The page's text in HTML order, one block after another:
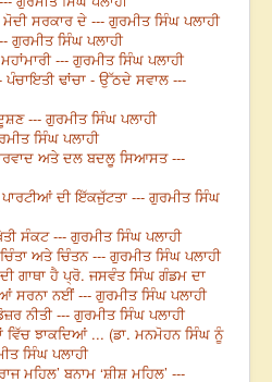
ਮੋਦੀ ਸਰਕਾਰ ਦੇ --- ਗੁਰਮੀਤ ਸਿੰਘ ਪਲਾਹੀ
ਗੁਰਮੀਤ ਸਿੰਘ ਪਲਾਹੀ
--- ਗੁਰਮੀਤ ਸਿੰਘ ਪਲਾਹੀ
ਪੰਚਾਇਤੀ ਢਾਂਚਾ - ਉੱਠਦੇ ਸਵਾਲ ---
--- ਗੁਰਮੀਤ ਸਿੰਘ ਪਲਾਹੀ
ਸਿੰਘ ਪਲਾਹੀ
ਅਤੇ ਦਲ ਬਦਲੂ ਸਿਆਸਤ ---
ਦੀ ਇੱਕਜੁੱਟਤਾ --- ਗੁਰਮੀਤ ਸਿੰਘ
ਸੰਕਟ --- ਗੁਰਮੀਤ ਸਿੰਘ ਪਲਾਹੀ
ਅਤੇ ਚਿੰਤਨ --- ਗੁਰਮੀਤ ਸਿੰਘ ਪਲਾਹੀ
ਗਾਥਾ ਹੈ ਪ੍ਰੋ. ਜਸਵੰਤ ਸਿੰਘ ਗੰਡਮ ਦਾ
ਸਰਨਾ ਨਈਂ --- ਗੁਰਮੀਤ ਸਿੰਘ ਪਲਾਹੀ
ਨੀਤੀ --- ਗੁਰਮੀਤ ਸਿੰਘ ਪਲਾਹੀ
ਵਿੱਚ ਝਾਕਦਿਆਂ ... (ਡਾ. ਮਨਮੋਹਨ ਸਿੰਘ ਨੂੰ
ਸਿੰਘ ਪਲਾਹੀ
ਮਹਿਲ’ ਬਨਾਮ ‘ਸ਼ੀਸ਼ ਮਹਿਲ’ ---